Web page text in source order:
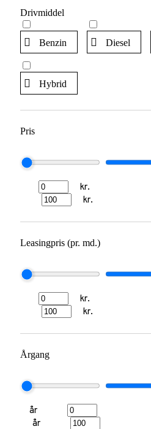
Drivmiddel
Benzin Diesel
Hybrid
Pris
kr.
kr.
Leasingpris (pr. md.)
kr.
kr.
Årgang
år
år